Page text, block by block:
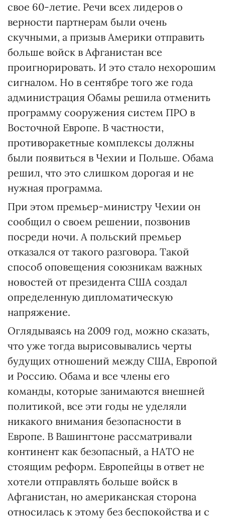
свое 60-летие. Речи всех лидеров о
верности партнерам были очень
скучными, а призыв Америки отправить
больше войск в Афганистан все
проигнорировать. И это стало нехорошим
сигналом. Но в сентябре того же года
администрация Обамы решила отменить
программу сооружения систем ПРО в
Восточной Европе. В частности,
противоракетные комплексы должны
были появиться в Чехии и Польше. Обама
решил, что это слишком дорогая и не
нужная программа.
При этом премьер-министру Чехии он
сообщил о своем решении, позвонив
посреди ночи. А польский премьер
отказался от такого разговора. Такой
способ оповещения союзникам важных
новостей от президента США создал
определенную дипломатическую
напряжение.
Оглядываясь на 2009 год, можно сказать,
что уже тогда вырисовывались черты
будущих отношений между США, Европой
и Россию. Обама и все члены его
команды, которые занимаются внешней
политикой, все эти годы не уделяли
никакого внимания безопасности в
Европе. В Вашингтоне рассматривали
континент как безопасный, а НАТО не
стоящим реформ. Европейцы в ответ не
хотели отправлять больше войск в
Афганистан, но американская сторона
относилась к этому без беспокойства и с